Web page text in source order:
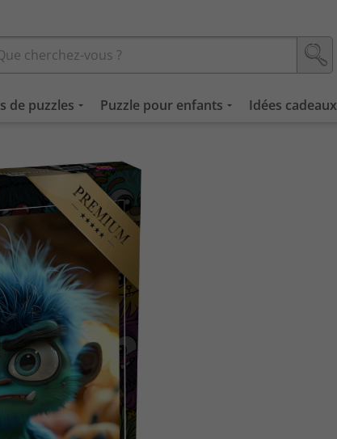
de puzzles Puzzle pour enfants Idées cadeaux